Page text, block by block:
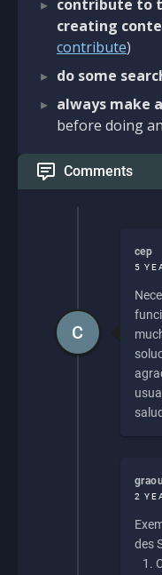
contribute to
creating
contribute)
do some
always make
before doing
Comments
cep
5
C
2
des